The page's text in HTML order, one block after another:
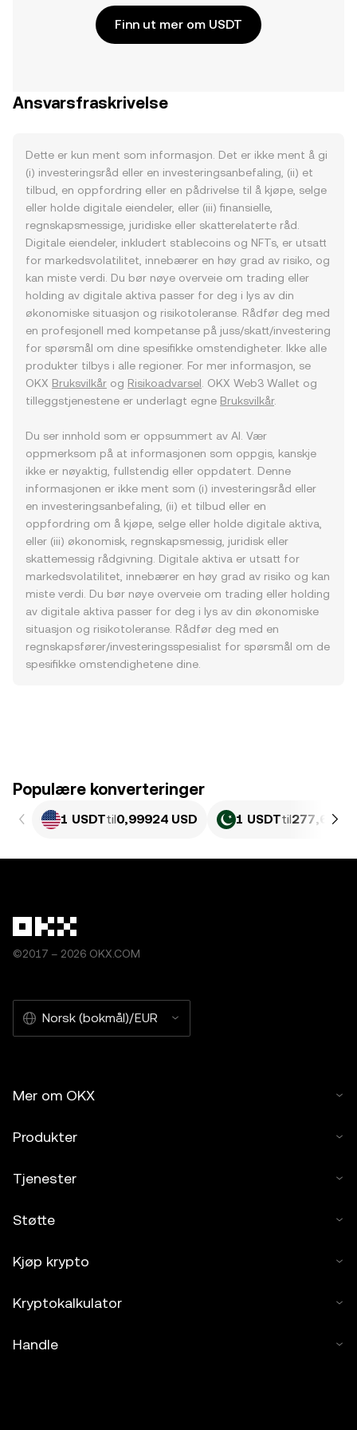
Finn ut mer om USDT
Ansvarsfraskrivelse
Dette er kun ment som informasjon. Det er ikke ment å gi
(i) investeringsråd eller en investeringsanbefaling, (ii) et
tilbud, en oppfordring eller en pådrivelse til å kjøpe, selge
eller holde digitale eiendeler, eller (iii) finansielle,
regnskapsmessige, juridiske eller skatterelaterte råd.
Digitale eiendeler, inkludert stablecoins og NFTs, er utsatt
for markedsvolatilitet, innebærer en høy grad av risiko, og
kan miste verdi. Du bør nøye overveie om trading eller
holding av digitale aktiva passer for deg i lys av din
økonomiske situasjon og risikotoleranse. Rådfør deg med
en profesjonell med kompetanse på juss/skatt/investering
for spørsmål om dine spesifikke omstendigheter. Ikke alle
produkter tilbys i alle regioner. For mer informasjon, se
OKX Bruksvilkår og Risikoadvarsel . OKX Web3 Wallet og
tilleggstjenestene er underlagt egne Bruksvilkår.
Du ser innhold som er oppsummert av AI. Vær
oppmerksom på at informasjonen som oppgis, kanskje
ikke er nøyaktig, fullstendig eller oppdatert. Denne
informasjonen er ikke ment som (i) investeringsråd eller
en investeringsanbefaling, (ii) et tilbud eller en
oppfordring om å kjøpe, selge eller holde digitale aktiva,
eller (iii) økonomisk, regnskapsmessig, juridisk eller
skattemessig rådgivning. Digitale aktiva er utsatt for
markedsvolatilitet, innebærer en høy grad av risiko og kan
miste verdi. Du bør nøye overveie om trading eller holding
av digitale aktiva passer for deg i lys av din økonomiske
situasjon og risikotoleranse. Rådfør deg med en
regnskapsfører/investeringsspesialist for spørsmål om de
spesifikke omstendighetene dine.
Populære konverteringer
1 USDTtil0,99924 USD 1 USDTtil277,65
©2017 – 2026 OKX.COM
Norsk (bokmål)/EUR
Mer om OKX
Produkter
Tjenester
Støtte
Kjøp krypto
Kryptokalkulator
Handle